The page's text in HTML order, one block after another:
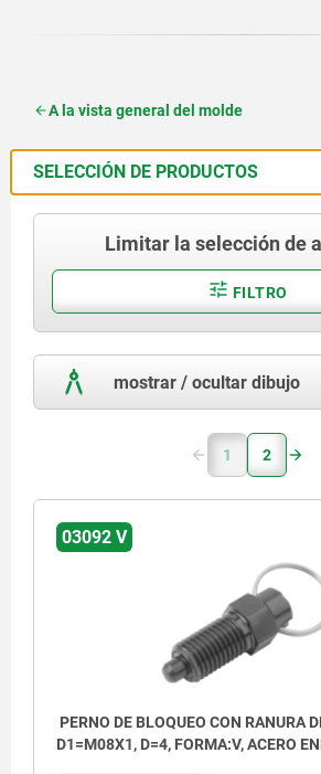
A la vista general del molde
SELECCIÓN DE PRODUCTOS
Limitar la selección de
FILTRO
mostrar / ocultar dibujo
1 2
03092 V
PERNO DE BLOQUEO CON RANURA
D1=M08X1, D=4, FORMA:V, ACERO